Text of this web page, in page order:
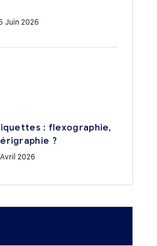
Juin 2026
: flexographie,
?
2026